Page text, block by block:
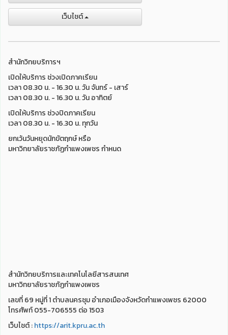
เว็บไชต์
สำนักวิทยบริการฯ
เปิดให้บริการ ช่วงเปิดภาคเรียน
เวลา 08.30 น. - 16.30 น. วัน จันทร์ - เสาร์
เวลา 08.30 น. - 16.30 น. วัน อาทิตย์
เปิดให้บริการ ช่วงปิดภาคเรียน
เวลา 08.30 น. - 16.30 น. ทุกวัน
ยกเว้นวันหยุดนักขัตฤกษ์ หรือ
มหาวิทยาลัยราชภัฏกำแพงเพชร กำหนด
สำนักวิทยบริการและเทคโนโลยีสารสนเทศ
มหาวิทยาลัยราชภัฏกำแพงเพชร
เลขที่ 69 หมู่ที่ 1 ตำบลนครชุม อำเภอเมืองจังหวัดกำแพงเพชร 62000
โทรศัพท์ 055-706555 ต่อ 1503
เว็บไชต์ :https://arit.kpru.ac.th